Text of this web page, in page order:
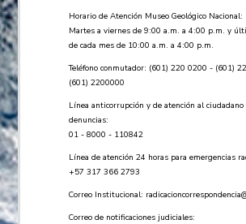
Horario de Atención Museo Geológico Nacional:
Martes a viernes de 9:00 a.m. a 4:00 p.m. y
de cada mes de 10:00 a.m. a 4:00 p.m.
Teléfono conmutador: (601) 220 0200 - (601)
(601) 2200000
Línea anticorrupción y de atención al ciudadano
denuncias:
01 - 8000 - 110842
Línea de atención 24 horas para emergencias
+57 ​317 366 2793
Correo Institucional:
Correo de notificaciones judiciales: